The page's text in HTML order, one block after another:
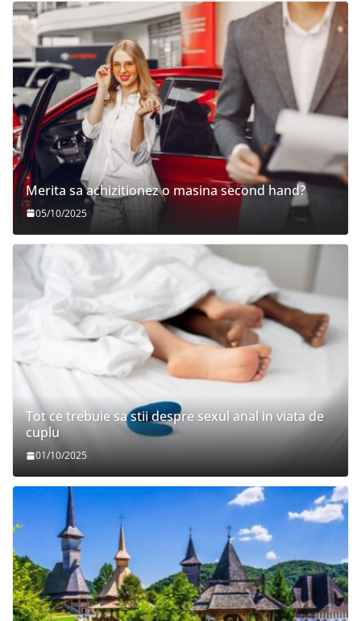
Merita sa achizitionez o masina second hand?
05/10/2025
Tot ce trebuie sa stii despre sexul anal in viata de
cuplu
01/10/2025